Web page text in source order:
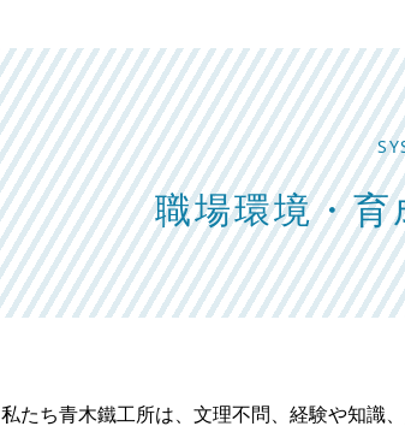
職場環境・
私たち青木鐵工所は、文理不問、経験や知識